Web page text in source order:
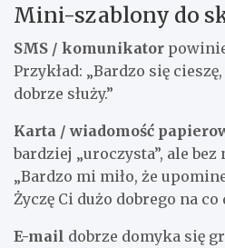
Mini-szablony do
SMS / komunikator
Przykład: „Bardzo się
dobrze służy.”
Karta / wiadomość
bardziej „uroczysta”, ale bez
„Bardzo mi miło, że
Życzę Ci dużo dobrego na co
E-mail dobrze domyka się